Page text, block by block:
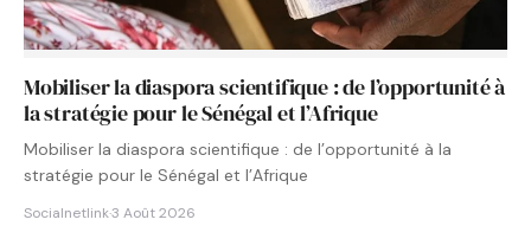
Mobiliser la diaspora scientifique : de l’opportunité à
la stratégie pour le Sénégal et l’Afrique
Mobiliser la diaspora scientifique : de l’opportunité à la
stratégie pour le Sénégal et l’Afrique
Socialnetlink·3 Août 2026